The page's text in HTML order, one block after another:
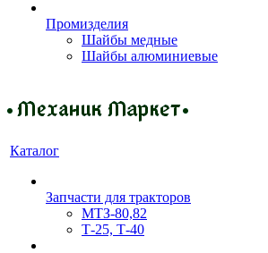
Промизделия
Шайбы медные
Шайбы алюминиевые
Каталог
Запчасти для тракторов
МТЗ-80,82
Т-25, Т-40